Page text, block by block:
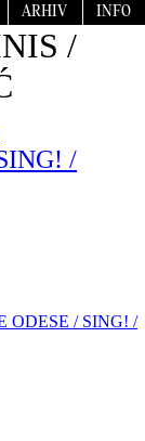
ARHIV INFO
/
/
ODESE / SING! /